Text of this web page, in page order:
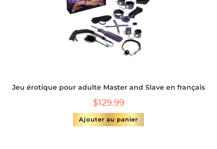
Jeu érotique pour adulte Master and Slave en français
$129.99
Ajouter au panier